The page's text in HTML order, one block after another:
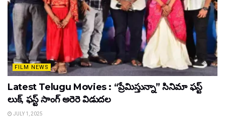
FILM NEWS
Latest Telugu Movies : “ప్రేమిస్తున్నా” సినిమా ఫస్ట్
లుక్, ఫస్ట్ సాంగ్ అరెరె విడుదల
JULY 1, 2025